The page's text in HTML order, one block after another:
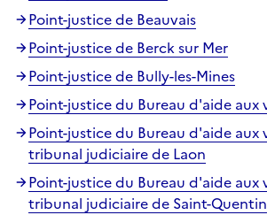
Point-justice de Beauvais
Point-justice de Berck sur Mer
Point-justice de Bully-les-Mines
Point-justice du Bureau d'aide aux
Point-justice du Bureau d'aide aux
tribunal judiciaire de Laon
Point-justice du Bureau d'aide aux
tribunal judiciaire de Saint-Quentin